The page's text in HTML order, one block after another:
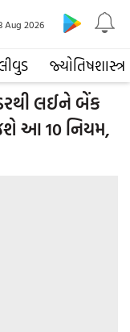
જ્યોતિષશાસ્ત્ર
Aug 2026
લઈને બેંક
આ 10 નિયમ,